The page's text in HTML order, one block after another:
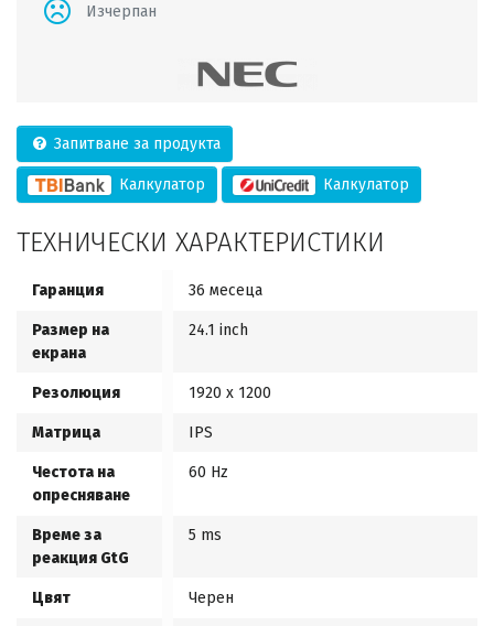
Изчерпан
Запитване за продукта
Калкулатор Калкулатор
ТЕХНИЧЕСКИ ХАРАКТЕРИСТИКИ
Гаранция 36 месеца
Размер на
екрана
24.1 inch
Резолюция 1920 x 1200
Матрица IPS
Честота на
опресняване
60 Hz
Време за
реакция GtG
5 ms
Цвят Черен